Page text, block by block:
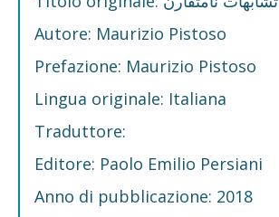
Autore: Maurizio Pistoso
Prefazione: Maurizio Pistoso
Lingua originale: Italiana
Traduttore:
Editore: Paolo Emilio Persiani
Anno di pubblicazione: 2018